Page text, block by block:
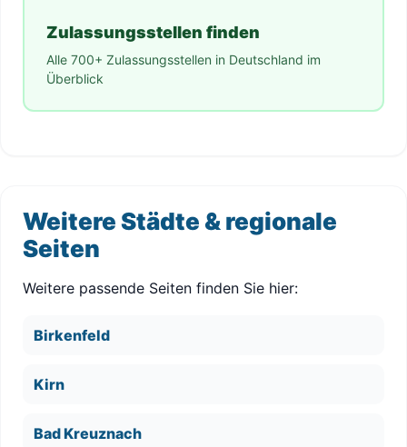
Zulassungsstellen finden
Alle 700+ Zulassungsstellen in Deutschland im
Überblick
Weitere Städte & regionale
Seiten
Weitere passende Seiten finden Sie hier:
Birkenfeld
Kirn
Bad Kreuznach